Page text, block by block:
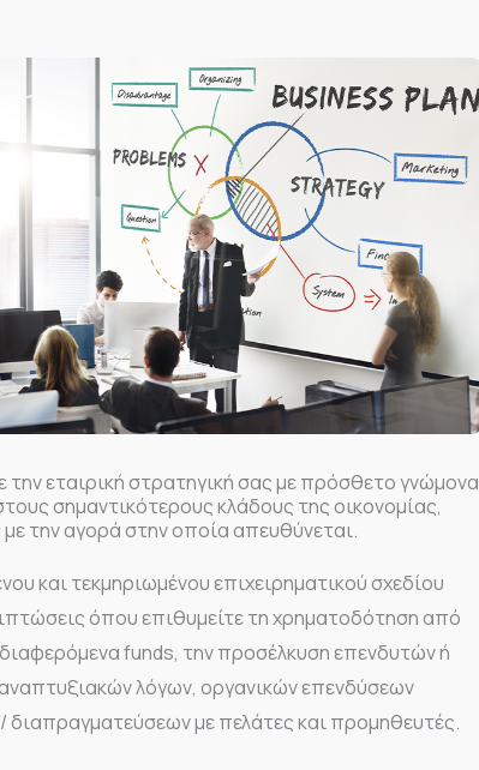
την εταιρική στρατηγική σας με πρόσθετο γνώμονα
σημαντικότερους κλάδους της οικονομίας,
την αγορά στην οποία απευθύνεται.
και τεκμηριωμένου επιχειρηματικού σχεδίου
όπου επιθυμείτε τη χρηματοδότηση από
funds, την προσέλκυση επενδυτών ή
λόγων, οργανικών επενδύσεων
διαπραγματεύσεων με πελάτες και προμηθευτές.